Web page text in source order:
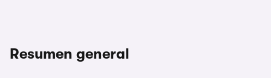
Resumen general